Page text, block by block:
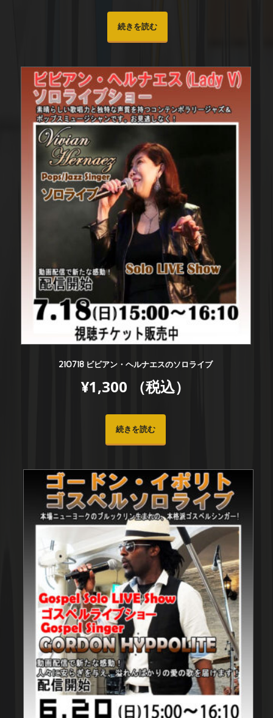
続きを読む
210718 ビビアン・ヘルナエスのソロライブ
¥1,300 （税込）
続きを読む